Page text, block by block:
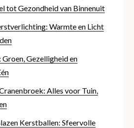
tot Gezondheid van Binnenuit
Warmte en Licht
Gezelligheid en
Alles voor Tuin,
Kerstballen: Sfeervolle